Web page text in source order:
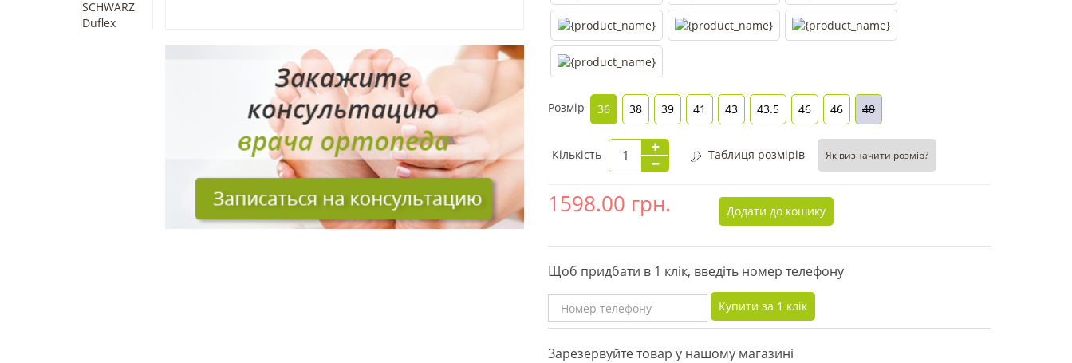
Розмір 36 38 39 41 43 43.5 46 46 48
Кількість Таблиця розмірів Як визначити розмір?
1598.00 грн. Додати до кошику
Щоб придбати в 1 клік, введіть номер телефону
Купити за 1 клiк
Зарезервуйте товар у нашому магазині